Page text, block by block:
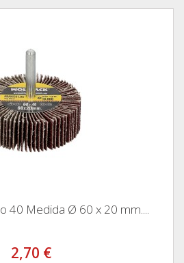
40 Medida Ø 60 x 20 mm....
2,70 €